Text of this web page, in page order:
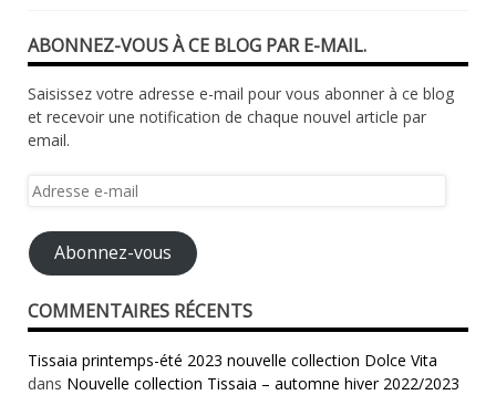
ABONNEZ-VOUS À CE BLOG PAR E-MAIL.
Saisissez votre adresse e-mail pour vous abonner à ce blog
et recevoir une notification de chaque nouvel article par
email.
Adresse
mail
Abonnez-vous
COMMENTAIRES RÉCENTS
Tissaia printemps-été 2023 nouvelle collection Dolce Vita
dans Nouvelle collection Tissaia – automne hiver 2022/2023